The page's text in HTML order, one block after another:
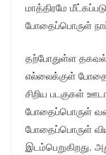
மாத்திரமே
போதைப்பொருள்
தற்போதுள்ள
எல்லைக்குள்
சிறிய படகுகள்
போதைப்பொருள்
போதைப்பொருள்
இடம்பெறுகிறது.